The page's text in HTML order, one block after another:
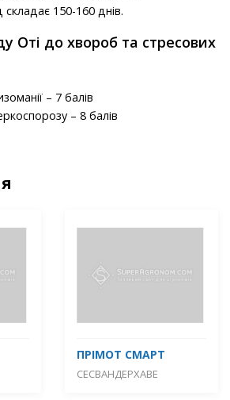
складає 150-160 днів.
Оті до хвороб та стресових
– 7 балів
– 8 балів
ПРІМОТ СМАРТ
СЕСВАНДЕРХАВЕ